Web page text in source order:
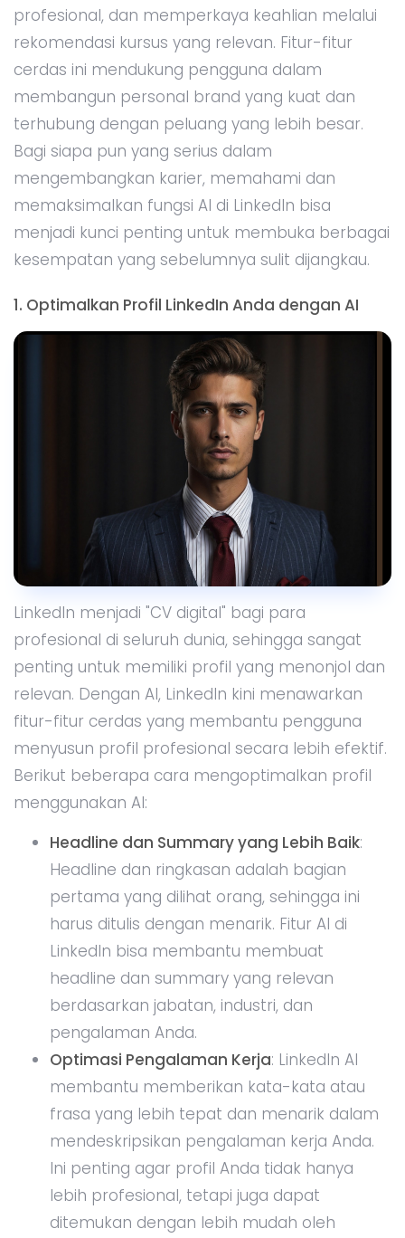
profesional, dan memperkaya keahlian melalui
rekomendasi kursus yang relevan. Fitur-fitur
cerdas ini mendukung pengguna dalam
membangun personal brand yang kuat dan
terhubung dengan peluang yang lebih besar.
Bagi siapa pun yang serius dalam
mengembangkan karier, memahami dan
memaksimalkan fungsi AI di LinkedIn bisa
menjadi kunci penting untuk membuka berbagai
kesempatan yang sebelumnya sulit dijangkau.
1. Optimalkan Profil LinkedIn Anda dengan AI
LinkedIn menjadi "CV digital" bagi para
profesional di seluruh dunia, sehingga sangat
penting untuk memiliki profil yang menonjol dan
relevan. Dengan AI, LinkedIn kini menawarkan
fitur-fitur cerdas yang membantu pengguna
menyusun profil profesional secara lebih efektif.
Berikut beberapa cara mengoptimalkan profil
menggunakan AI:
Headline dan Summary yang Lebih Baik:
Headline dan ringkasan adalah bagian
pertama yang dilihat orang, sehingga ini
harus ditulis dengan menarik. Fitur AI di
LinkedIn bisa membantu membuat
headline dan summary yang relevan
berdasarkan jabatan, industri, dan
pengalaman Anda.
Optimasi Pengalaman Kerja: LinkedIn AI
membantu memberikan kata-kata atau
frasa yang lebih tepat dan menarik dalam
mendeskripsikan pengalaman kerja Anda.
Ini penting agar profil Anda tidak hanya
lebih profesional, tetapi juga dapat
ditemukan dengan lebih mudah oleh